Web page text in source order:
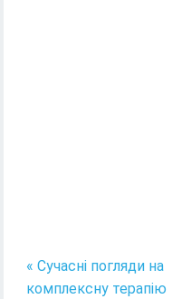
« Сучасні погляди на
комплексну терапію